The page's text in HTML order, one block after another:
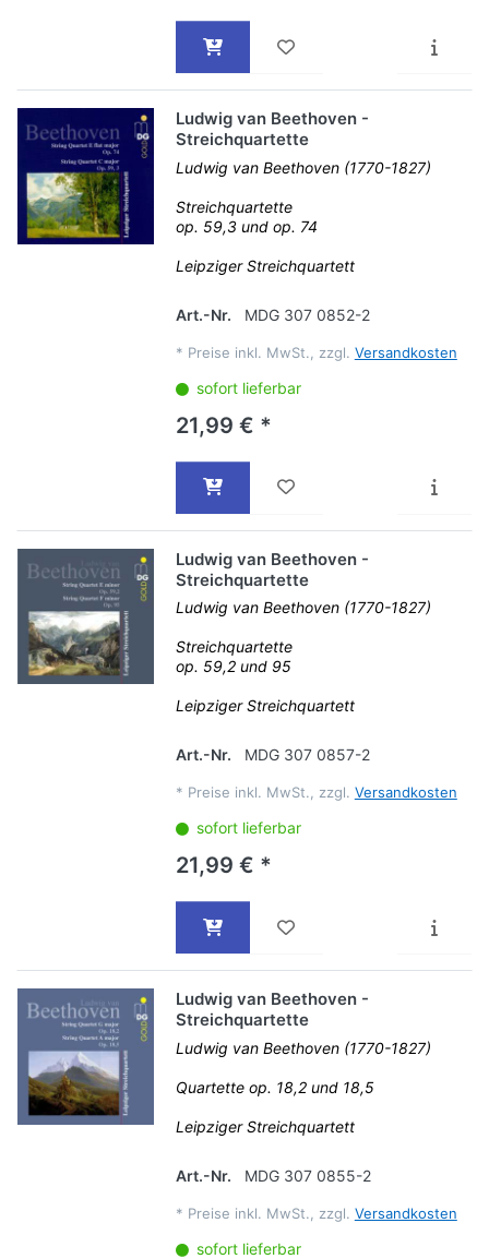
Ludwig van Beethoven -
Streichquartette
Ludwig van Beethoven (1770-1827)
Streichquartette
op. 59,3 und op. 74
Leipziger Streichquartett
Art.-Nr. MDG 307 0852-2
* Preise inkl. MwSt., zzgl. Versandkosten
sofort lieferbar
21,99 € *
Ludwig van Beethoven -
Streichquartette
Ludwig van Beethoven (1770-1827)
Streichquartette
op. 59,2 und 95
Leipziger Streichquartett
Art.-Nr. MDG 307 0857-2
* Preise inkl. MwSt., zzgl. Versandkosten
sofort lieferbar
21,99 € *
Ludwig van Beethoven -
Streichquartette
Ludwig van Beethoven (1770-1827)
Quartette op. 18,2 und 18,5
Leipziger Streichquartett
Art.-Nr. MDG 307 0855-2
* Preise inkl. MwSt., zzgl. Versandkosten
sofort lieferbar